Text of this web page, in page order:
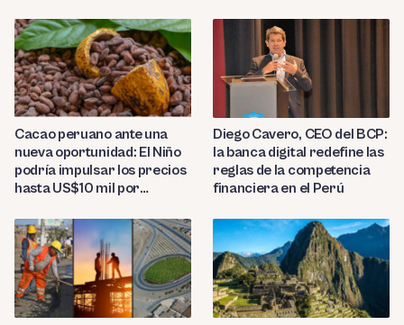
Cacao peruano ante una
nueva oportunidad: El Niño
podría impulsar los precios
hasta US$10 mil por
Diego Cavero, CEO del BCP:
la banca digital redefine las
reglas de la competencia
financiera en el Perú